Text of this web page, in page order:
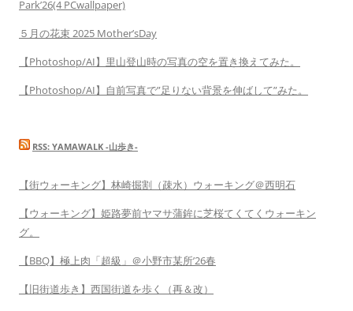
Park’26(4 PCwallpaper)
５月の花束 2025 Mother’sDay
【Photoshop/AI】里山登山時の写真の空を置き換えてみた。
【Photoshop/AI】自前写真で”足りない背景を伸ばして”みた。
RSS: YAMAWALK -山歩き-
【街ウォーキング】林崎掘割（疎水）ウォーキング＠西明石
【ウォーキング】姫路夢前ヤマサ蒲鉾に芝桜てくてくウォーキン
グ。
【BBQ】極上肉「超級」＠小野市某所’26春
【旧街道歩き】西国街道を歩く（再＆改）